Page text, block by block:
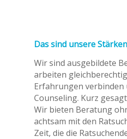
Das sind unsere Stärken
Wir sind ausgebildete
arbeiten
Erfahrungen verbinden
Counseling. Kurz
Wir bieten Beratung
achtsam mit den
Zeit, die die